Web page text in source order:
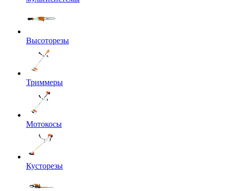
Высоторезы
Триммеры
Мотокосы
Кусторезы